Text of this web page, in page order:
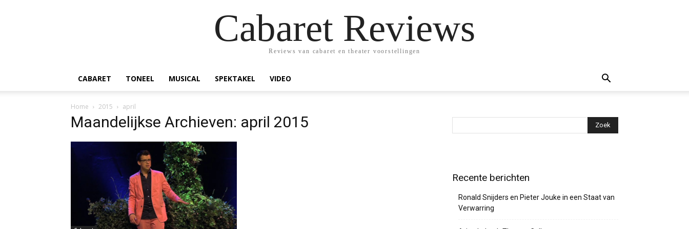
Cabaret Reviews
Reviews van cabaret en theater voorstellingen
CABARET TONEEL MUSICAL SPEKTAKEL VIDEO
Home 2015 april
Maandelijkse Archieven: april 2015
Recente berichten
Ronald Snijders en Pieter Jouke in een Staat van
Verwarring